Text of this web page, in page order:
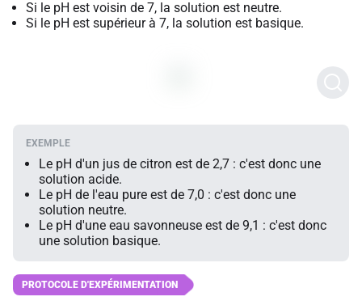
Si le pH est voisin de 7, la solution est neutre.
Si le pH est supérieur à 7, la solution est basique.
Le pH d'un jus de citron est de 2,7 : c'est donc une
solution acide.
Le pH de l'eau pure est de 7,0 : c'est donc une
solution neutre.
Le pH d'une eau savonneuse est de 9,1 : c'est donc
une solution basique.